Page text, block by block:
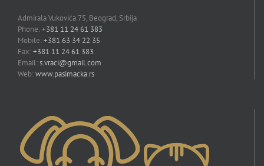
Admirala Vukovića 75, Beograd, Srbija
Phone:+381 11 24 61 383
Mobile:+381 63 34 22 35
Fax:+381 11 24 61 383
Email:s.vraci@gmail.com
Web:www.pasimacka.rs